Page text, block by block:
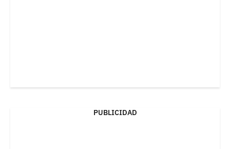
PUBLICIDAD